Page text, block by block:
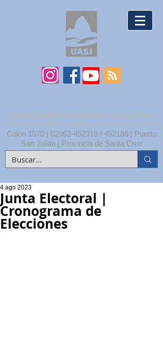
UNPA | UNIDAD ACADÉMICA SAN JULIÁN
Colón 1570 | 02962-452319 / 452186 | Puerto
San Julián | Provincia de Santa Cruz
Junta Electoral |
Cronograma de
Elecciones
4 ago 2023